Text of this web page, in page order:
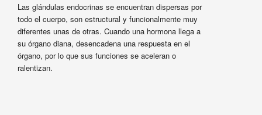
Las glándulas endocrinas se encuentran dispersas por
todo el cuerpo, son estructural y funcionalmente muy
diferentes unas de otras. Cuando una hormona llega a
su órgano diana, desencadena una respuesta en el
órgano, por lo que sus funciones se aceleran o
ralentizan.